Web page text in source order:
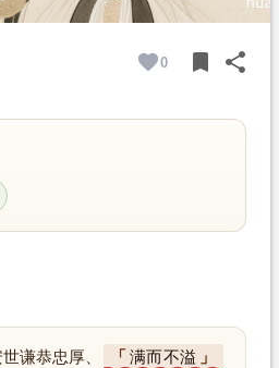
0 bookmark share
谦恭忠厚、
满而不溢